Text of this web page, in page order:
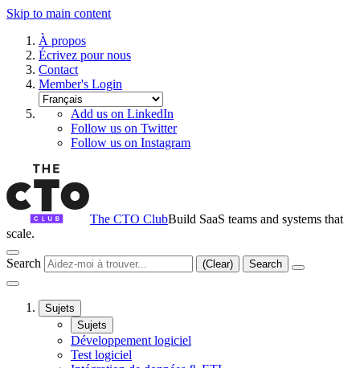
Skip to main content
À propos
Écrivez pour nous
Contact
Member's Login
Add us on LinkedIn
Follow us on Twitter
Follow us on Instagram
The CTO ClubBuild SaaS teams and systems that
scale.
Search (Clear) Search
Sujets
Sujets
Développement logiciel
Test logiciel